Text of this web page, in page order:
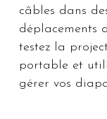
câbles dans
déplacements
testez la
portable et
gérer vos